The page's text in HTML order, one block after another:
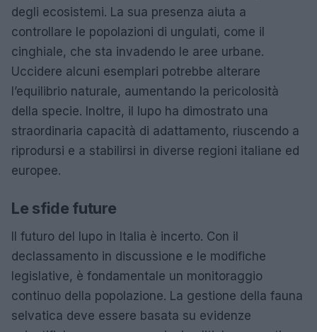
degli ecosistemi. La sua presenza aiuta a
controllare le popolazioni di ungulati, come il
cinghiale, che sta invadendo le aree urbane.
Uccidere alcuni esemplari potrebbe alterare
l’equilibrio naturale, aumentando la pericolosità
della specie. Inoltre, il lupo ha dimostrato una
straordinaria capacità di adattamento, riuscendo a
riprodursi e a stabilirsi in diverse regioni italiane ed
europee.
Le sfide future
Il futuro del lupo in Italia è incerto. Con il
declassamento in discussione e le modifiche
legislative, è fondamentale un monitoraggio
continuo della popolazione. La gestione della fauna
selvatica deve essere basata su evidenze